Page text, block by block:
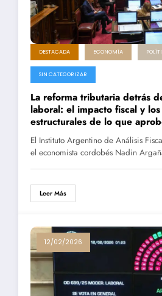
DESTACADA ECONOMÍA
SIN CATEGORIZAR
La reforma tributaria detrás
laboral: el impacto fiscal y
estructurales de lo que
El Instituto Argentino de Análisis
el economista cordobés Nadin
Leer Más
12/02/2026